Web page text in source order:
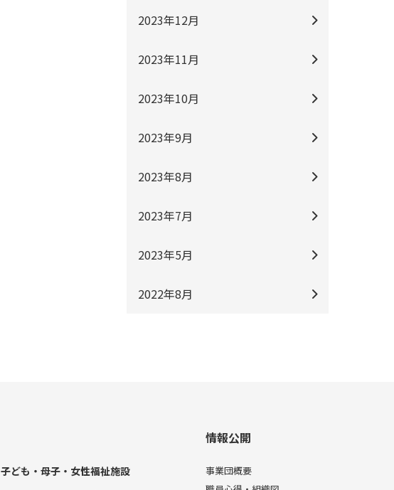
2023年12月
2023年11月
2023年10月
2023年9月
2023年8月
2023年7月
2023年5月
2022年8月
子ども・母子・女性福祉施設
情報公開
事業団概要